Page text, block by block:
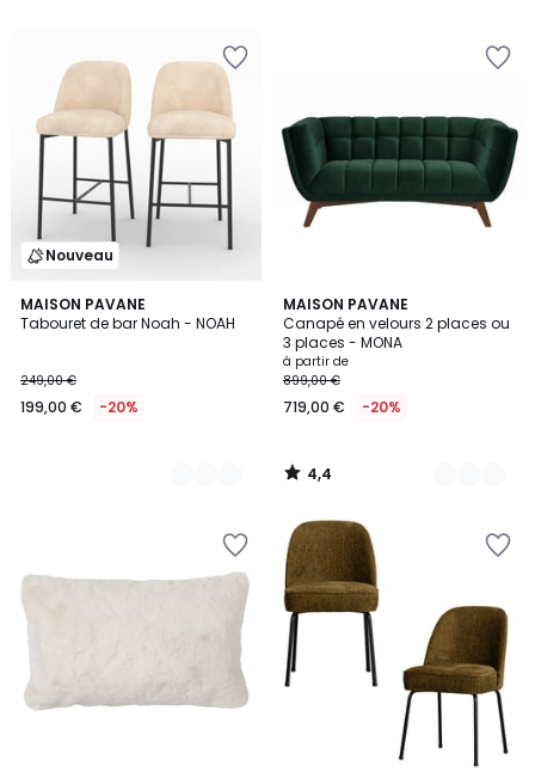
Nouveau
MAISON PAVANE
Tabouret de bar Noah - NOAH
249,00 €
199,00 € -20%
3
Couleurs
MAISON PAVANE
Canapé en velours 2 places ou
3 places - MONA
à partir de
899,00 €
719,00 € -20%
4,4
/ 5
5
Couleurs
4,4
/